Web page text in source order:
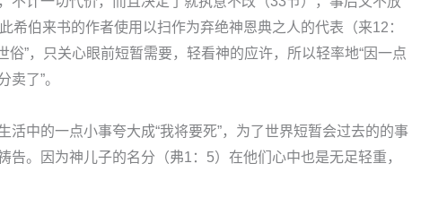
希伯来书的作者使用以扫作为弃绝神恩典之人的代表（来12：
俗”，只关心眼前短暂需要，轻看神的应许，所以轻率地“因一点
卖了”。
活中的一点小事夸大成“我将要死”，为了世界短暂会过去的的事
告。因为神儿子的名分（弗1：5）在他们心中也是无足轻重，